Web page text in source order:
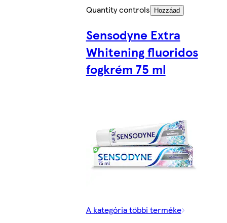
Quantity controls
Hozzáad
Sensodyne Extra
Whitening fluoridos
fogkrém 75 ml
A kategória többi terméke